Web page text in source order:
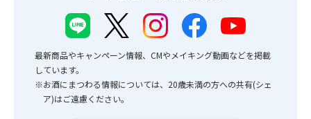
最新商品やキャンペーン情報、CMやメイキング動画などを掲載
しています。
※お酒にまつわる情報については、20歳未満の方への共有(シェ
ア)はご遠慮ください。